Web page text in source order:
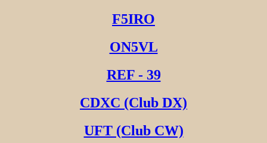
F5IRO
ON5VL
REF - 39
CDXC (Club DX)
UFT (Club CW)